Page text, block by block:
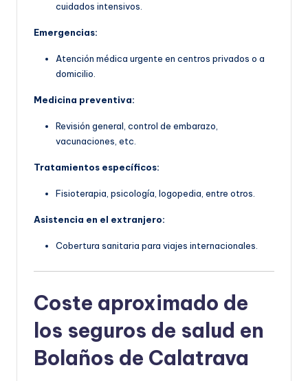
cuidados intensivos.
Emergencias:
Atención médica urgente en centros privados o a
domicilio.
Medicina preventiva:
Revisión general, control de embarazo,
vacunaciones, etc.
Tratamientos específicos:
Fisioterapia, psicología, logopedia, entre otros.
Asistencia en el extranjero:
Cobertura sanitaria para viajes internacionales.
Coste aproximado de
los seguros de salud en
Bolaños de Calatrava